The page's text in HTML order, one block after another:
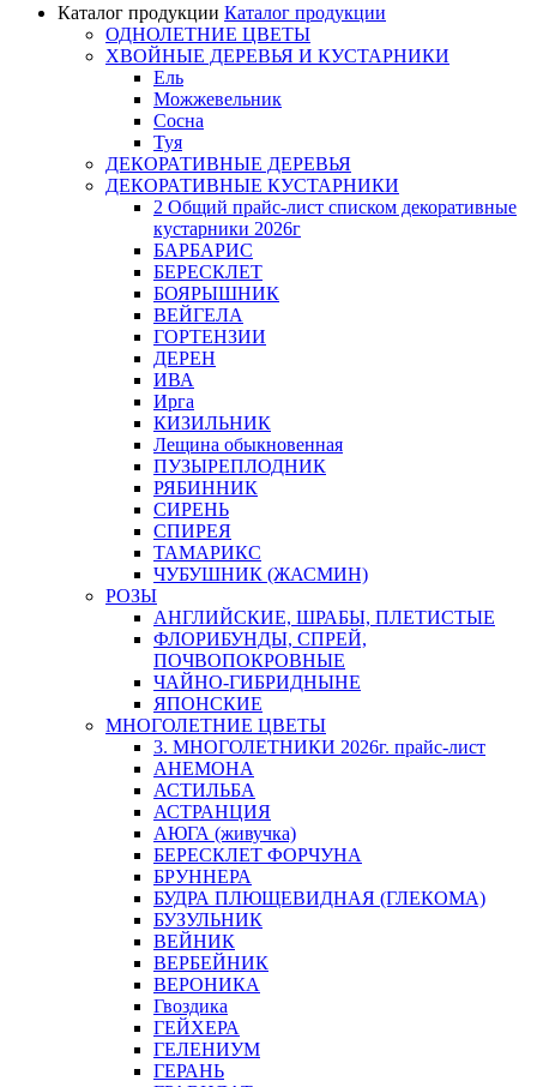
Каталог продукции Каталог продукции
ОДНОЛЕТНИЕ ЦВЕТЫ
ХВОЙНЫЕ ДЕРЕВЬЯ И КУСТАРНИКИ
Ель
Можжевельник
Сосна
Туя
ДЕКОРАТИВНЫЕ ДЕРЕВЬЯ
ДЕКОРАТИВНЫЕ КУСТАРНИКИ
2 Общий прайс-лист списком декоративные
кустарники 2026г
БАРБАРИС
БЕРЕСКЛЕТ
БОЯРЫШНИК
ВЕЙГЕЛА
ГОРТЕНЗИИ
ДЕРЕН
ИВА
Ирга
КИЗИЛЬНИК
Лещина обыкновенная
ПУЗЫРЕПЛОДНИК
РЯБИННИК
СИРЕНЬ
СПИРЕЯ
ТАМАРИКС
ЧУБУШНИК (ЖАСМИН)
РОЗЫ
АНГЛИЙСКИЕ, ШРАБЫ, ПЛЕТИСТЫЕ
ФЛОРИБУНДЫ, СПРЕЙ,
ПОЧВОПОКРОВНЫЕ
ЧАЙНО-ГИБРИДНЫНЕ
ЯПОНСКИЕ
МНОГОЛЕТНИЕ ЦВЕТЫ
3. МНОГОЛЕТНИКИ 2026г. прайс-лист
АНЕМОНА
АСТИЛЬБА
АСТРАНЦИЯ
АЮГА (живучка)
БЕРЕСКЛЕТ ФОРЧУНА
БРУННЕРА
БУДРА ПЛЮЩЕВИДНАЯ (ГЛЕКОМА)
БУЗУЛЬНИК
ВЕЙНИК
ВЕРБЕЙНИК
ВЕРОНИКА
Гвоздика
ГЕЙХЕРА
ГЕЛЕНИУМ
ГЕРАНЬ